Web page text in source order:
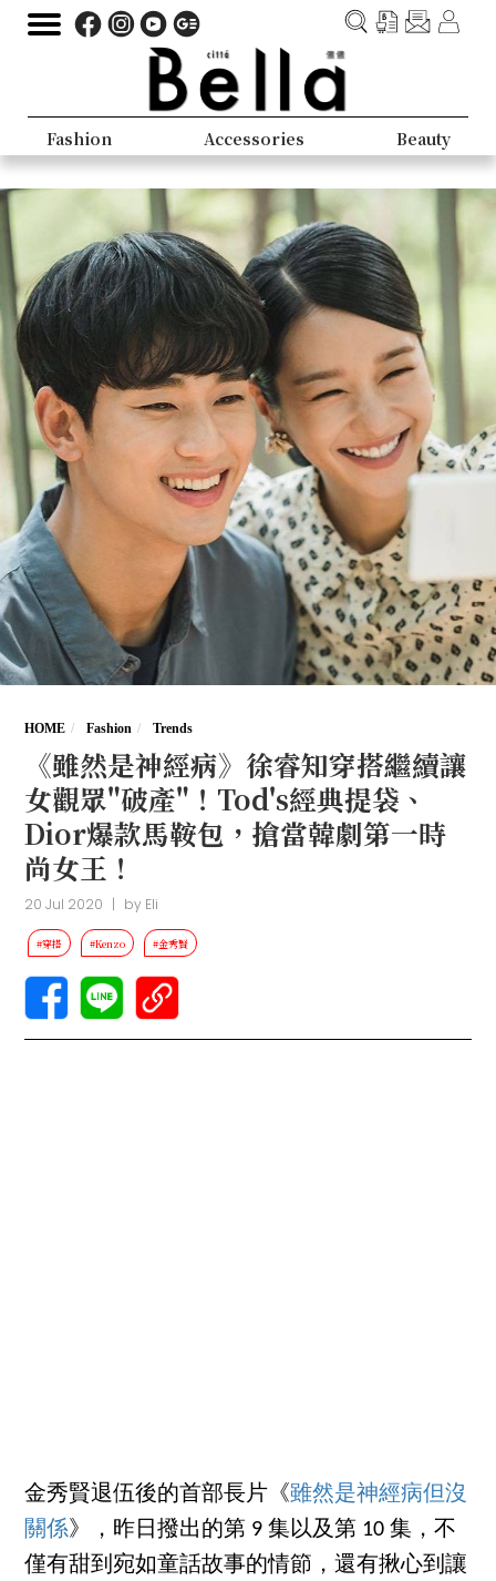
Fashion Accessories Beauty
HOME Fashion Trends
《雖然是神經病》徐睿知穿搭繼續讓
女觀眾"破產"！Tod's經典提袋、
Dior爆款馬鞍包，搶當韓劇第一時
尚女王！
20 Jul 2020 | by Eli
#穿搭 #Kenzo #金秀賢
金秀賢退伍後的首部長片《雖然是神經病但沒
關係》，昨日撥出的第 9 集以及第 10 集，不
僅有甜到宛如童話故事的情節，還有揪心到讓